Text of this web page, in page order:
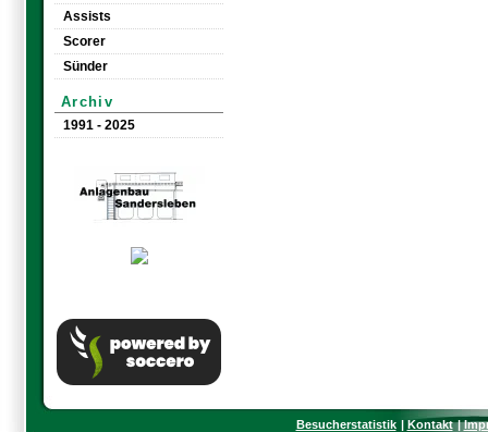
Assists
Scorer
Sünder
Archiv
1991 - 2025
Besucherstatistik Kontakt